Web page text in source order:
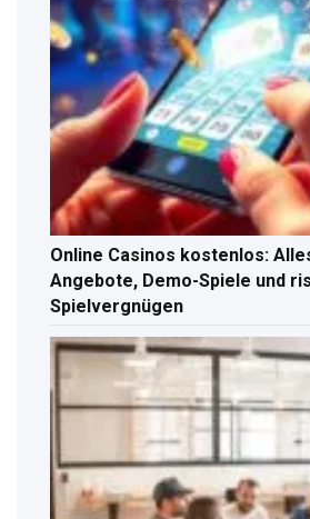
Online Casinos kostenlos:
Angebote, Demo-Spiele und
Spielvergnügen